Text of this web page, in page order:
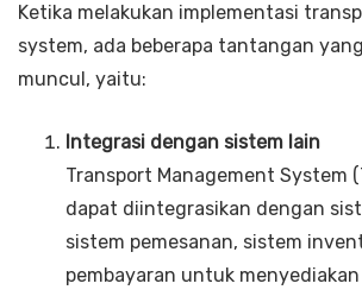
Ketika melakukan implementasi
system, ada beberapa tantangan
muncul, yaitu:
Integrasi dengan sistem lain
Transport Management System
dapat diintegrasikan dengan
sistem pemesanan, sistem
pembayaran untuk